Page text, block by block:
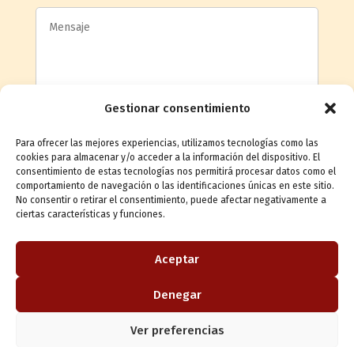
Gestionar consentimiento
Para ofrecer las mejores experiencias, utilizamos tecnologías como las
cookies para almacenar y/o acceder a la información del dispositivo. El
consentimiento de estas tecnologías nos permitirá procesar datos como el
comportamiento de navegación o las identificaciones únicas en este sitio.
No consentir o retirar el consentimiento, puede afectar negativamente a
ciertas características y funciones.
Aceptar
Denegar
Ver preferencias
Acepto lapolítica de privacidad
Enviar mensaje